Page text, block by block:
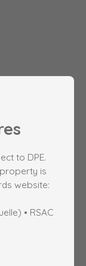
to DPE.
is
website:
• RSAC